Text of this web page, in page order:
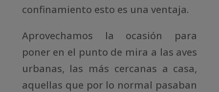
confinamiento esto es una ventaja.
Aprovechamos la ocasión para
poner en el punto de mira a las aves
urbanas, las más cercanas a casa,
aquellas que por lo normal pasaban